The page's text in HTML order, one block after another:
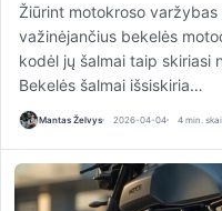
Žiūrint motokroso
važinėjančius bekelės
kodėl jų šalmai taip skiriasi
Bekelės šalmai išsiskiria…
Mantas Želvys 2026-04-04 4 min.